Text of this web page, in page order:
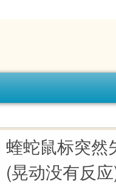
蝰蛇鼠标突然
(晃动没有反应)